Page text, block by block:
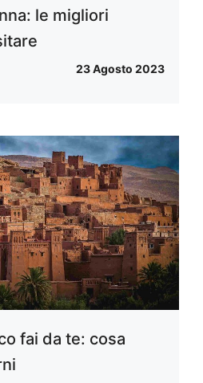
le migliori
23 Agosto 2023
fai da te: cosa